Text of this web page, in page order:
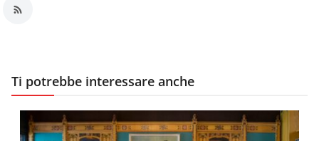
Ti potrebbe interessare anche